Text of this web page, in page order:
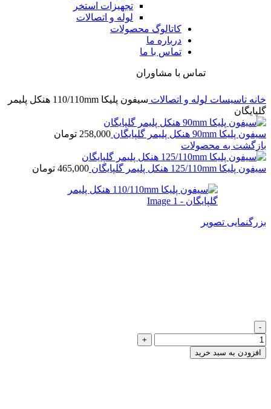
تجهیزات استخر
لوله و اتصالات
کاتالوگ محصولات
درباره ما
تماس با ما
تماس با مشاوران
خانه تاسیسات لوله و اتصالات
سیفون پلیکا 110/110mm هنکل پلیمر
گلپایگان
سیفون پلیکا 90mm هنکل پلیمر گلپایگان 258,000 تومان
بازگشت به محصولات
سیفون پلیکا 125/110mm هنکل پلیمر گلپایگان 465,000 تومان
بزرگنمایی تصویر
افزودن به سبد خرید